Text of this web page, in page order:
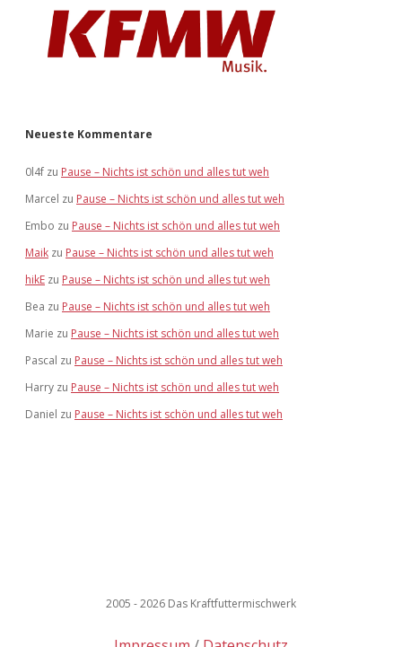
Neueste Kommentare
0l4f zu Pause – Nichts ist schön und alles tut weh
Marcel zu Pause – Nichts ist schön und alles tut weh
Embo zu Pause – Nichts ist schön und alles tut weh
Maik zu Pause – Nichts ist schön und alles tut weh
hikE zu Pause – Nichts ist schön und alles tut weh
Bea zu Pause – Nichts ist schön und alles tut weh
Marie zu Pause – Nichts ist schön und alles tut weh
Pascal zu Pause – Nichts ist schön und alles tut weh
Harry zu Pause – Nichts ist schön und alles tut weh
Daniel zu Pause – Nichts ist schön und alles tut weh
2005 - 2026 Das Kraftfuttermischwerk